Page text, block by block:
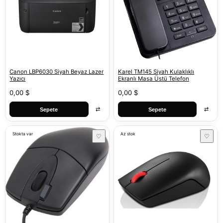
Canon LBP6030 Siyah Beyaz Lazer
Yazıcı
0,00 $
Sepete ⇄
Karel TM145 Siyah Kulaklıklı
Ekranlı Masa Üstü Telefon
0,00 $
Sepete ⇄
Stokta var ♡ Az stok ♡